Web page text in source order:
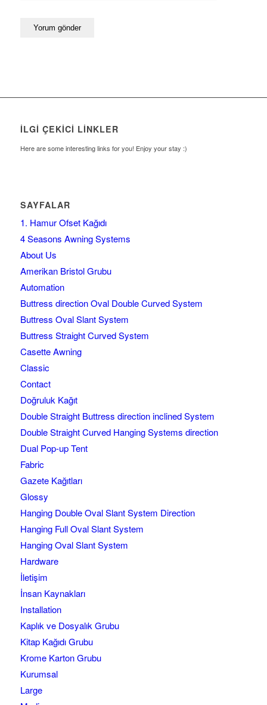
İLGI ÇEKICI LINKLER
Here are some interesting links for you! Enjoy your stay :)
SAYFALAR
1. Hamur Ofset Kağıdı
4 Seasons Awning Systems
About Us
Amerikan Bristol Grubu
Automation
Buttress direction Oval Double Curved System
Buttress Oval Slant System
Buttress Straight Curved System
Casette Awning
Classic
Contact
Doğruluk Kağıt
Double Straight Buttress direction inclined System
Double Straight Curved Hanging Systems direction
Dual Pop-up Tent
Fabric
Gazete Kağıtları
Glossy
Hanging Double Oval Slant System Direction
Hanging Full Oval Slant System
Hanging Oval Slant System
Hardware
İletişim
İnsan Kaynakları
Installation
Kaplık ve Dosyalık Grubu
Kitap Kağıdı Grubu
Krome Karton Grubu
Kurumsal
Large